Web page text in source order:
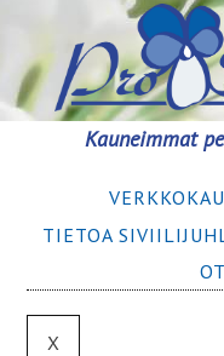
Kauneimmat
Ensisijainen
valikko
TIETOA
X